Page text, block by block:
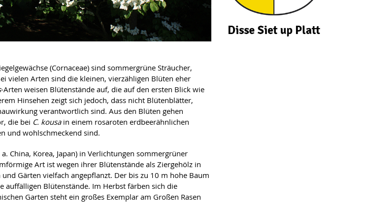
(Cornaceae) sind sommergrüne Sträucher,
vielen Arten sind die kleinen, vierzähligen Blüten eher
-Arten weisen Blütenstände auf, die auf den ersten Blick wie
Hinsehen zeigt sich jedoch, dass nicht Blütenblätter,
verantwortlich sind. Aus den Blüten gehen
die bei C. kousain einem rosaroten erdbeerähnlichen
und wohlschmeckend sind.
China, Korea, Japan) in Verlichtungen sommergrüner
Art ist wegen ihrer Blütenstände als Ziergehölz in
Gärten vielfach angepflanzt. Der bis zu 10 m hohe Baum
auffälligen Blütenstände. Im Herbst färben sich die
Garten steht ein großes Exemplar am Großen Rasen